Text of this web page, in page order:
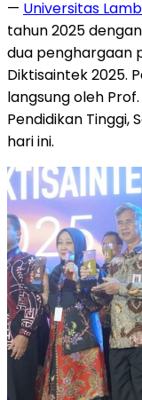
— Universitas Lam
tahun 2025
dua penghargaan
Diktisaintek 2025.
langsung oleh
Pendidikan Tinggi,
hari ini.